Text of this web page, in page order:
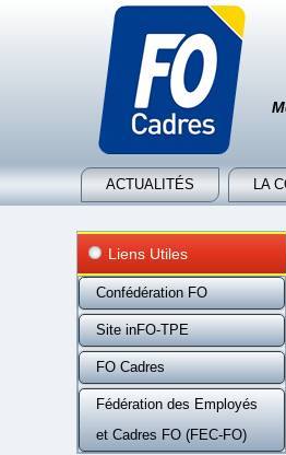
ACTUALITÉS LA
Liens Utiles
Confédération FO
Site inFO-TPE
FO Cadres
Fédération des Employés
et Cadres FO (FEC-FO)